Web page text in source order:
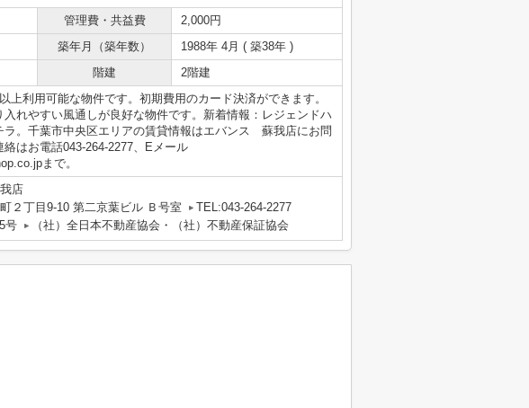
管理費・共益費
2,000円
築年月（築年数）
1988年 4月 ( 築38年 )
階建 2階建
上利用可能な物件です。初期費用のカード決済ができます。
れやすい風通しが良好な物件です。新着情報：レジェンドハ
ラ。千葉市中央区エリアの賃貸情報はエバンス 蘇我店にお問
はお電話043-264-2277、Eメール
まで。
店
２丁目9-10 第二京葉ビル Ｂ号室
TEL:043-264-2277
号
（社）全日本不動産協会・（社）不動産保証協会